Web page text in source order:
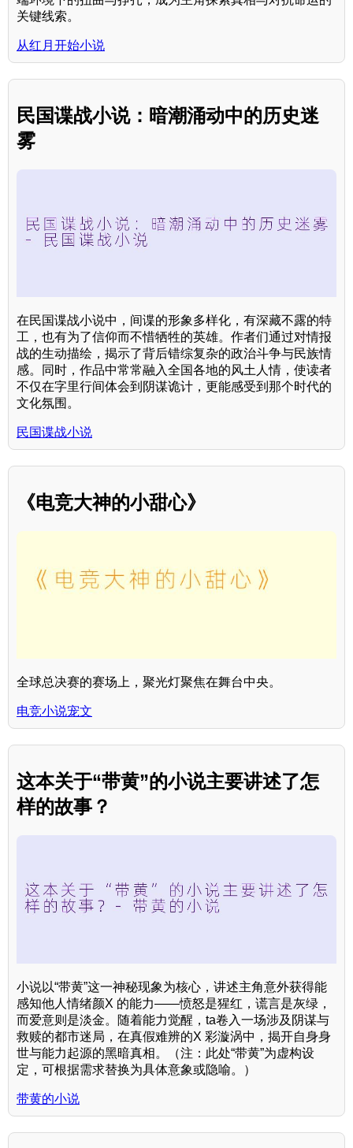
关键线索。
从红月开始小说
民国谍战小说：暗潮涌动中的历史迷
雾
在民国谍战小说中，间谍的形象多样化，有深藏不露的特
工，也有为了信仰而不惜牺牲的英雄。作者们通过对情报
战的生动描绘，揭示了背后错综复杂的政治斗争与民族情
感。同时，作品中常常融入全国各地的风土人情，使读者
不仅在字里行间体会到阴谋诡计，更能感受到那个时代的
文化氛围。
民国谍战小说
《电竞大神的小甜心》
全球总决赛的赛场上，聚光灯聚焦在舞台中央。
电竞小说宠文
这本关于“带黄”的小说主要讲述了怎
样的故事？
小说以“带黄”这一神秘现象为核心，讲述主角意外获得能
感知他人情绪颜X 的能力——愤怒是猩红，谎言是灰绿，
而爱意则是淡金。随着能力觉醒，ta卷入一场涉及阴谋与
救赎的都市迷局，在真假难辨的X 彩漩涡中，揭开自身身
世与能力起源的黑暗真相。（注：此处“带黄”为虚构设
定，可根据需求替换为具体意象或隐喻。）
带黄的小说